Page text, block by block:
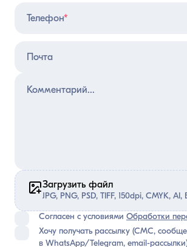
Телефон*
Почта
Загрузить файл
JPG, PNG, PSD, TIFF, 150dpi, CMYK, AI,
Согласен с условиями Обработки
Хочу получать рассылку (СМС,
в WhatsApp/Telegram, email-